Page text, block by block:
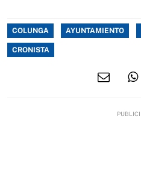
COLUNGA AYUNTAMIENTO
CRONISTA